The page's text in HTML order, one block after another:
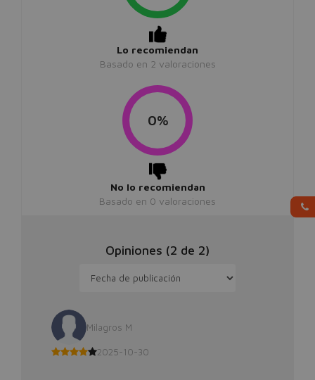
Lo recomiendan
Basado en 2 valoraciones
0%
No lo recomiendan
Basado en 0 valoraciones
Opiniones (2 de 2)
Milagros M
2025-10-30